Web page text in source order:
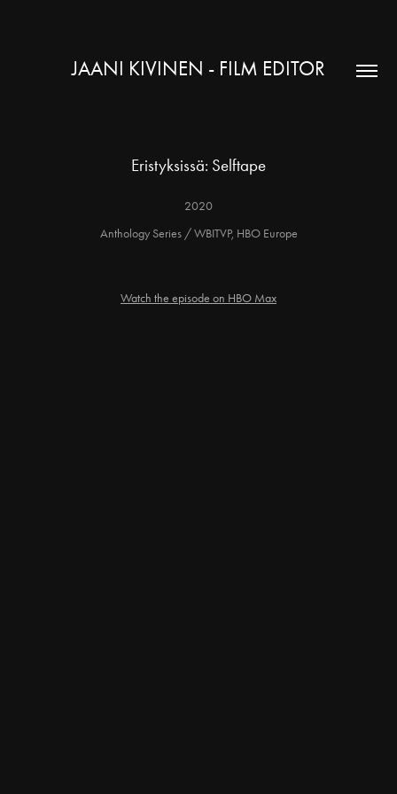
JAANI KIVINEN - FILM EDITOR
Eristyksissä: Selftape
2020
Anthology Series / WBITVP, HBO Europe
Watch the episode on HBO Max